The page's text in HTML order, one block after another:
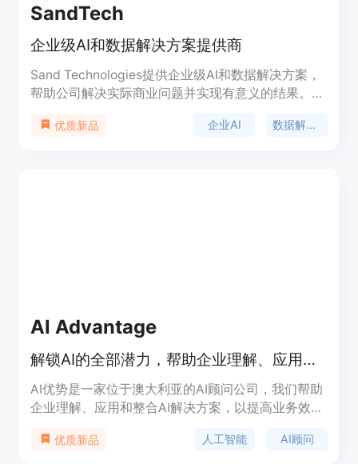
SandTech
企业级AI和数据解决方案提供商
Sand Technologies提供企业级AI和数据解决方案，
帮助公司解决实际商业问题并实现有意义的结果。公
建在可大规模管理数据的平台和基础设施上。
优质新品 企业AI 数据解决方案
AI Advantage
解锁AI的全部潜力，帮助企业理解、应用和整合AI解决方案。
AI优势是一家位于澳大利亚的AI顾问公司，我们帮助
企业理解、应用和整合AI解决方案，以提高业务效率
发量身定制的解决方案。无论您是初创公司、家族企
优质新品 人工智能 AI顾问